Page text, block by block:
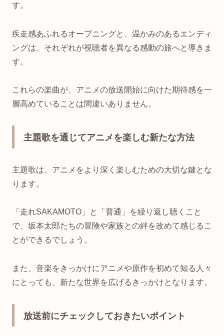
す。
疾走感あふれるオープニングと、温かみのあるエンディ
ングは、それぞれが視聴者を異なる感動の旅へと導きま
す。
これらの楽曲が、アニメの放送開始に向けた期待感を一
層高めていることは間違いありません。
主題歌を通じてアニメを楽しむ新たな方法
主題歌は、アニメをより深く楽しむための大切な鍵とな
ります。
「走れSAKAMOTO」と「普通」を繰り返し聴くこと
で、坂本太郎たちの冒険や家族との絆を改めて感じるこ
とができるでしょう。
また、音楽をきっかけにアニメや原作を初めて知る人々
にとっても、新たな世界を広げるきっかけとなります。
放送前にチェックしておきたいポイント